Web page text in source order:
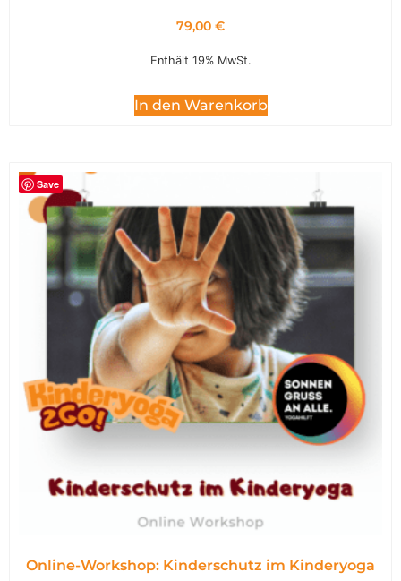
79,00 €
Enthält 19% MwSt.
In den Warenkorb
Save
Online-Workshop: Kinderschutz im Kinderyoga